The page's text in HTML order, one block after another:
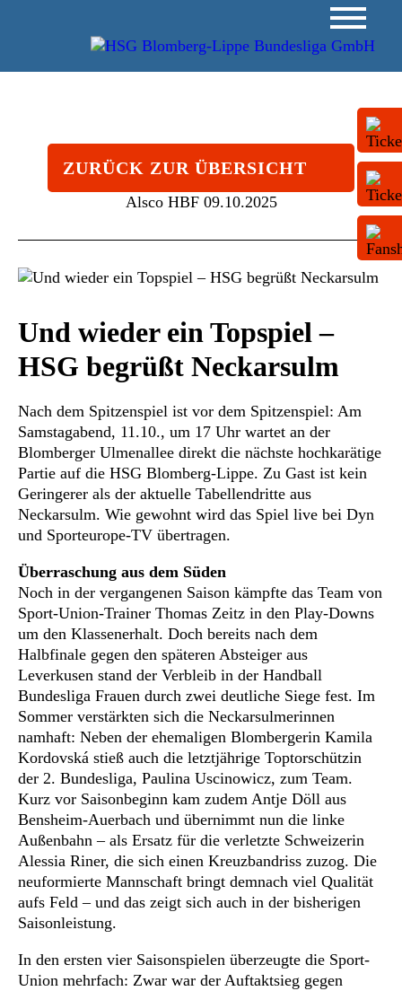
ZURÜCK ZUR ÜBERSICHT
Alsco HBF 09.10.2025
Und wieder ein Topspiel –
HSG begrüßt Neckarsulm
Nach dem Spitzenspiel ist vor dem Spitzenspiel: Am
Samstagabend, 11.10., um 17 Uhr wartet an der
Blomberger Ulmenallee direkt die nächste hochkarätige
Partie auf die HSG Blomberg-Lippe. Zu Gast ist kein
Geringerer als der aktuelle Tabellendritte aus
Neckarsulm. Wie gewohnt wird das Spiel live bei Dyn
und Sporteurope-TV übertragen.
Überraschung aus dem Süden
Noch in der vergangenen Saison kämpfte das Team von
Sport-Union-Trainer Thomas Zeitz in den Play-Downs
um den Klassenerhalt. Doch bereits nach dem
Halbfinale gegen den späteren Absteiger aus
Leverkusen stand der Verbleib in der Handball
Bundesliga Frauen durch zwei deutliche Siege fest. Im
Sommer verstärkten sich die Neckarsulmerinnen
namhaft: Neben der ehemaligen Blombergerin Kamila
Kordovská stieß auch die letztjährige Toptorschützin
der 2. Bundesliga, Paulina Uscinowicz, zum Team.
Kurz vor Saisonbeginn kam zudem Antje Döll aus
Bensheim-Auerbach und übernimmt nun die linke
Außenbahn – als Ersatz für die verletzte Schweizerin
Alessia Riner, die sich einen Kreuzbandriss zuzog. Die
neuformierte Mannschaft bringt demnach viel Qualität
aufs Feld – und das zeigt sich auch in der bisherigen
Saisonleistung.
In den ersten vier Saisonspielen überzeugte die Sport-
Union mehrfach: Zwar war der Auftaktsieg gegen